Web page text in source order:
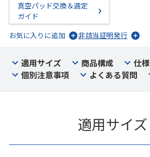
真空パッド交換＆選定
ガイド
お気に入りに追加
非該当証明発行
適用サイズ 商品構成 仕様
個別注意事項
よくある質問
適用サイズ